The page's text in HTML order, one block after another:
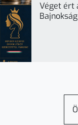
Véget ért
Bajnokság